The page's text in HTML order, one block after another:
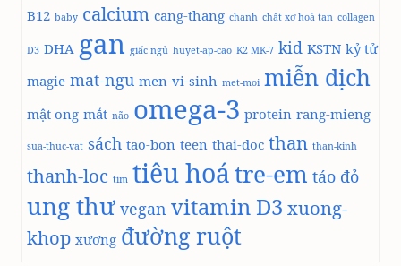
À
R
Ợ
U
V
A
G
D
U
B12 baby calcium cang-thang chanh chất xơ hoà tan collagen
D3 DHA gan giấc ngủ huyet-ap-cao K2 MK-7 kid KSTN kỷ tử
magie mat-ngu men-vi-sinh met-moi miễn dịch
mật ong mắt não omega-3 protein rang-mieng
sua-thuc-vat sách tao-bon teen thai-doc than than-kinh
thanh-loc tim tiêu hoátre-em táo đỏ
ung thư vegan vitamin D3 xuong-
khop xương đường ruột